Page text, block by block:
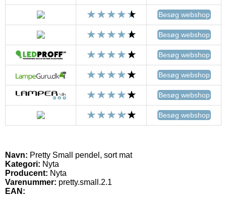
Besøg webshop
Besøg webshop
Besøg webshop
Besøg webshop
Besøg webshop
Besøg webshop
Navn: Pretty Small pendel, sort mat
Kategori: Nyta
Producent: Nyta
Varenummer: pretty.small.2.1
EAN: